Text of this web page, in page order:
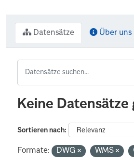
Datensätze Über uns
Keine Datensätze
Sortieren nach
Formate: DWG WMS